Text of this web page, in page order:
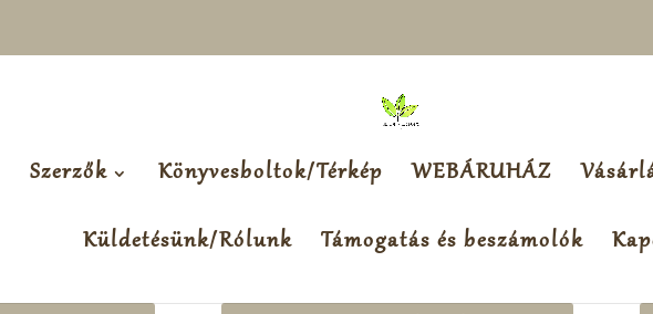
Szerzők Könyvesboltok/Térkép WEBÁRUHÁZ
Küldetésünk/Rólunk Támogatás és beszámolók